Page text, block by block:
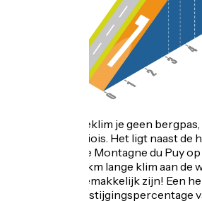
Ook dit keer beklim je geen
Lesches-en-Diois. Het ligt naast de
hoogten van de Montagne du Puy
1020 m. De 6,4 km lange klim aan
dorp zal niet gemakkelijk zijn! Een
een gemiddeld stijgingspercentage